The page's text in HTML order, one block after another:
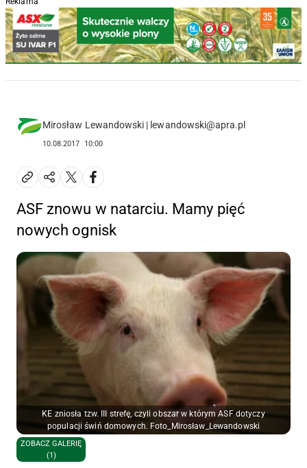
Mirosław Lewandowski | lewandowski@apra.pl
10.08.2017 10:00
ASF znowu w natarciu. Mamy pięć
nowych ognisk
KE zniosła tzw. III strefę, czyli obszar w którym ASF dotyczy
populacji świń domowych. Foto_Mirosław_Lewandowski
ZOBACZ GALERIĘ
(1)